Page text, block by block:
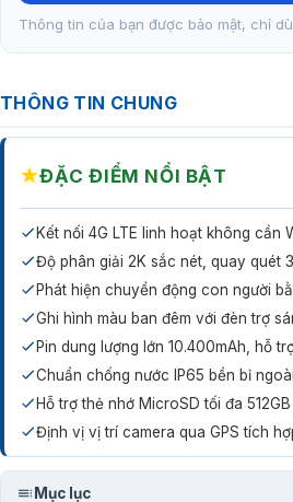
Thông tin của bạn được bảo mật, chỉ
THÔNG TIN CHUNG
★ĐẶC ĐIỂM NỔI BẬT
Kết nối 4G LTE linh hoạt không cần
Độ phân giải 2K sắc nét, quay quét
Phát hiện chuyển động con người
Ghi hình màu ban đêm với đèn trợ
Pin dung lượng lớn 10.400mAh, hỗ
Chuẩn chống nước IP65 bền bỉ
Hỗ trợ thẻ nhớ MicroSD tối đa
Định vị vị trí camera qua GPS tích
Mục lục